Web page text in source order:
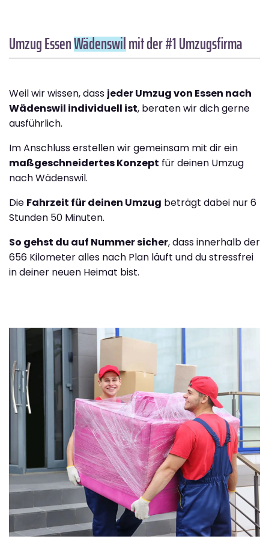
Umzug EssenWädenswilmit der #1 Umzugsfirma
Weil wir wissen, dass jeder Umzug von Essen nach
Wädenswil individuell ist, beraten wir dich gerne
ausführlich.
Im Anschluss erstellen wir gemeinsam mit dir ein
maßgeschneidertes Konzept für deinen Umzug
nach Wädenswil.
Die Fahrzeit für deinen Umzug beträgt dabei nur 6
Stunden 50 Minuten.
So gehst du auf Nummer sicher, dass innerhalb der
656 Kilometer alles nach Plan läuft und du stressfrei
in deiner neuen Heimat bist.